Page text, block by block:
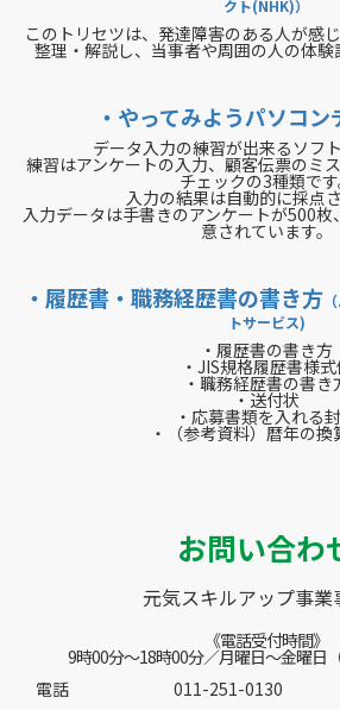
クト(NHK)）
このトリセツは、発達障害のある人が感
整理・解説し、当事者や周囲の人の体
・やってみようパソコン
データ入力の練習が出来るソフ
練習はアンケートの入力、顧客伝票のミ
チェックの3種類で
入力の結果は自動的に採点さ
入力データは手書きのアンケートが500
意されています。
・履歴書・職務経歴書の書き方
トサービス)
・履歴書の書き方
・JIS規格履歴書様
・職務経歴書の書き
・送付状
・応募書類を入れる
・（参考資料）暦年の換
お問い合わ
元気スキルアップ事業
《電話受付時間》
9時00分～18時00分／月曜日～金曜日
電話
011-251-0130